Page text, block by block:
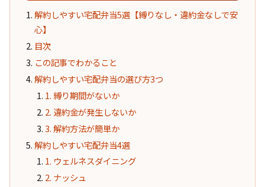
解約しやすい宅配弁当5選【縛りなし・違約金なしで安
心】
目次
この記事でわかること
解約しやすい宅配弁当の選び方3つ
1. 縛り期間がないか
2. 違約金が発生しないか
3. 解約方法が簡単か
解約しやすい宅配弁当4選
1. ウェルネスダイニング
2. ナッシュ